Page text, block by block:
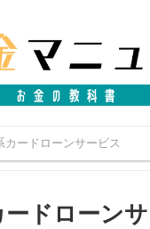
カードローンサービス
ドローン